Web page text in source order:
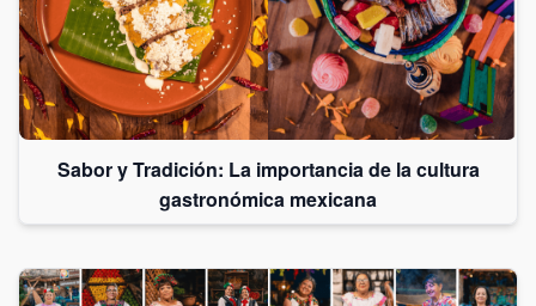
Sabor y Tradición: La importancia de la cultura
gastronómica mexicana